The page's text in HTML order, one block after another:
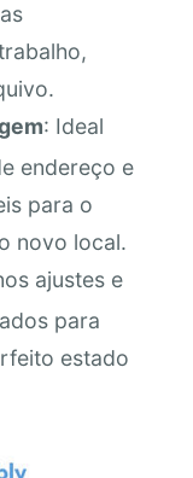
: Ideal
endereço e
para o
novo local.
ajustes e
para
estado